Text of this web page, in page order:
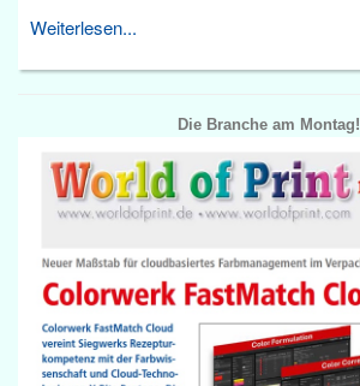
Weiterlesen...
Die Branche am Montag!